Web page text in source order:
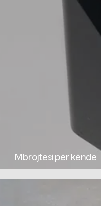
Mbrojtesi për kënde